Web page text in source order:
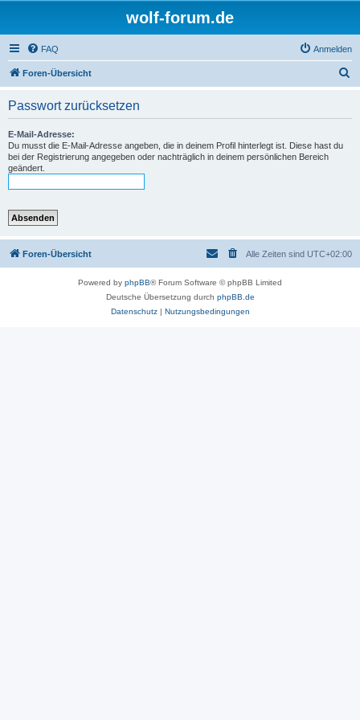
wolf-forum.de
FAQ Anmelden
Foren-Übersicht
Passwort zurücksetzen
E-Mail-Adresse:
Du musst die E-Mail-Adresse angeben, die in deinem Profil hinterlegt ist. Diese hast du
bei der Registrierung angegeben oder nachträglich in deinem persönlichen Bereich
geändert.
Foren-Übersicht Alle Zeiten sind UTC+02:00
Powered by phpBB® Forum Software © phpBB Limited
Deutsche Übersetzung durch phpBB.de
Datenschutz| Nutzungsbedingungen